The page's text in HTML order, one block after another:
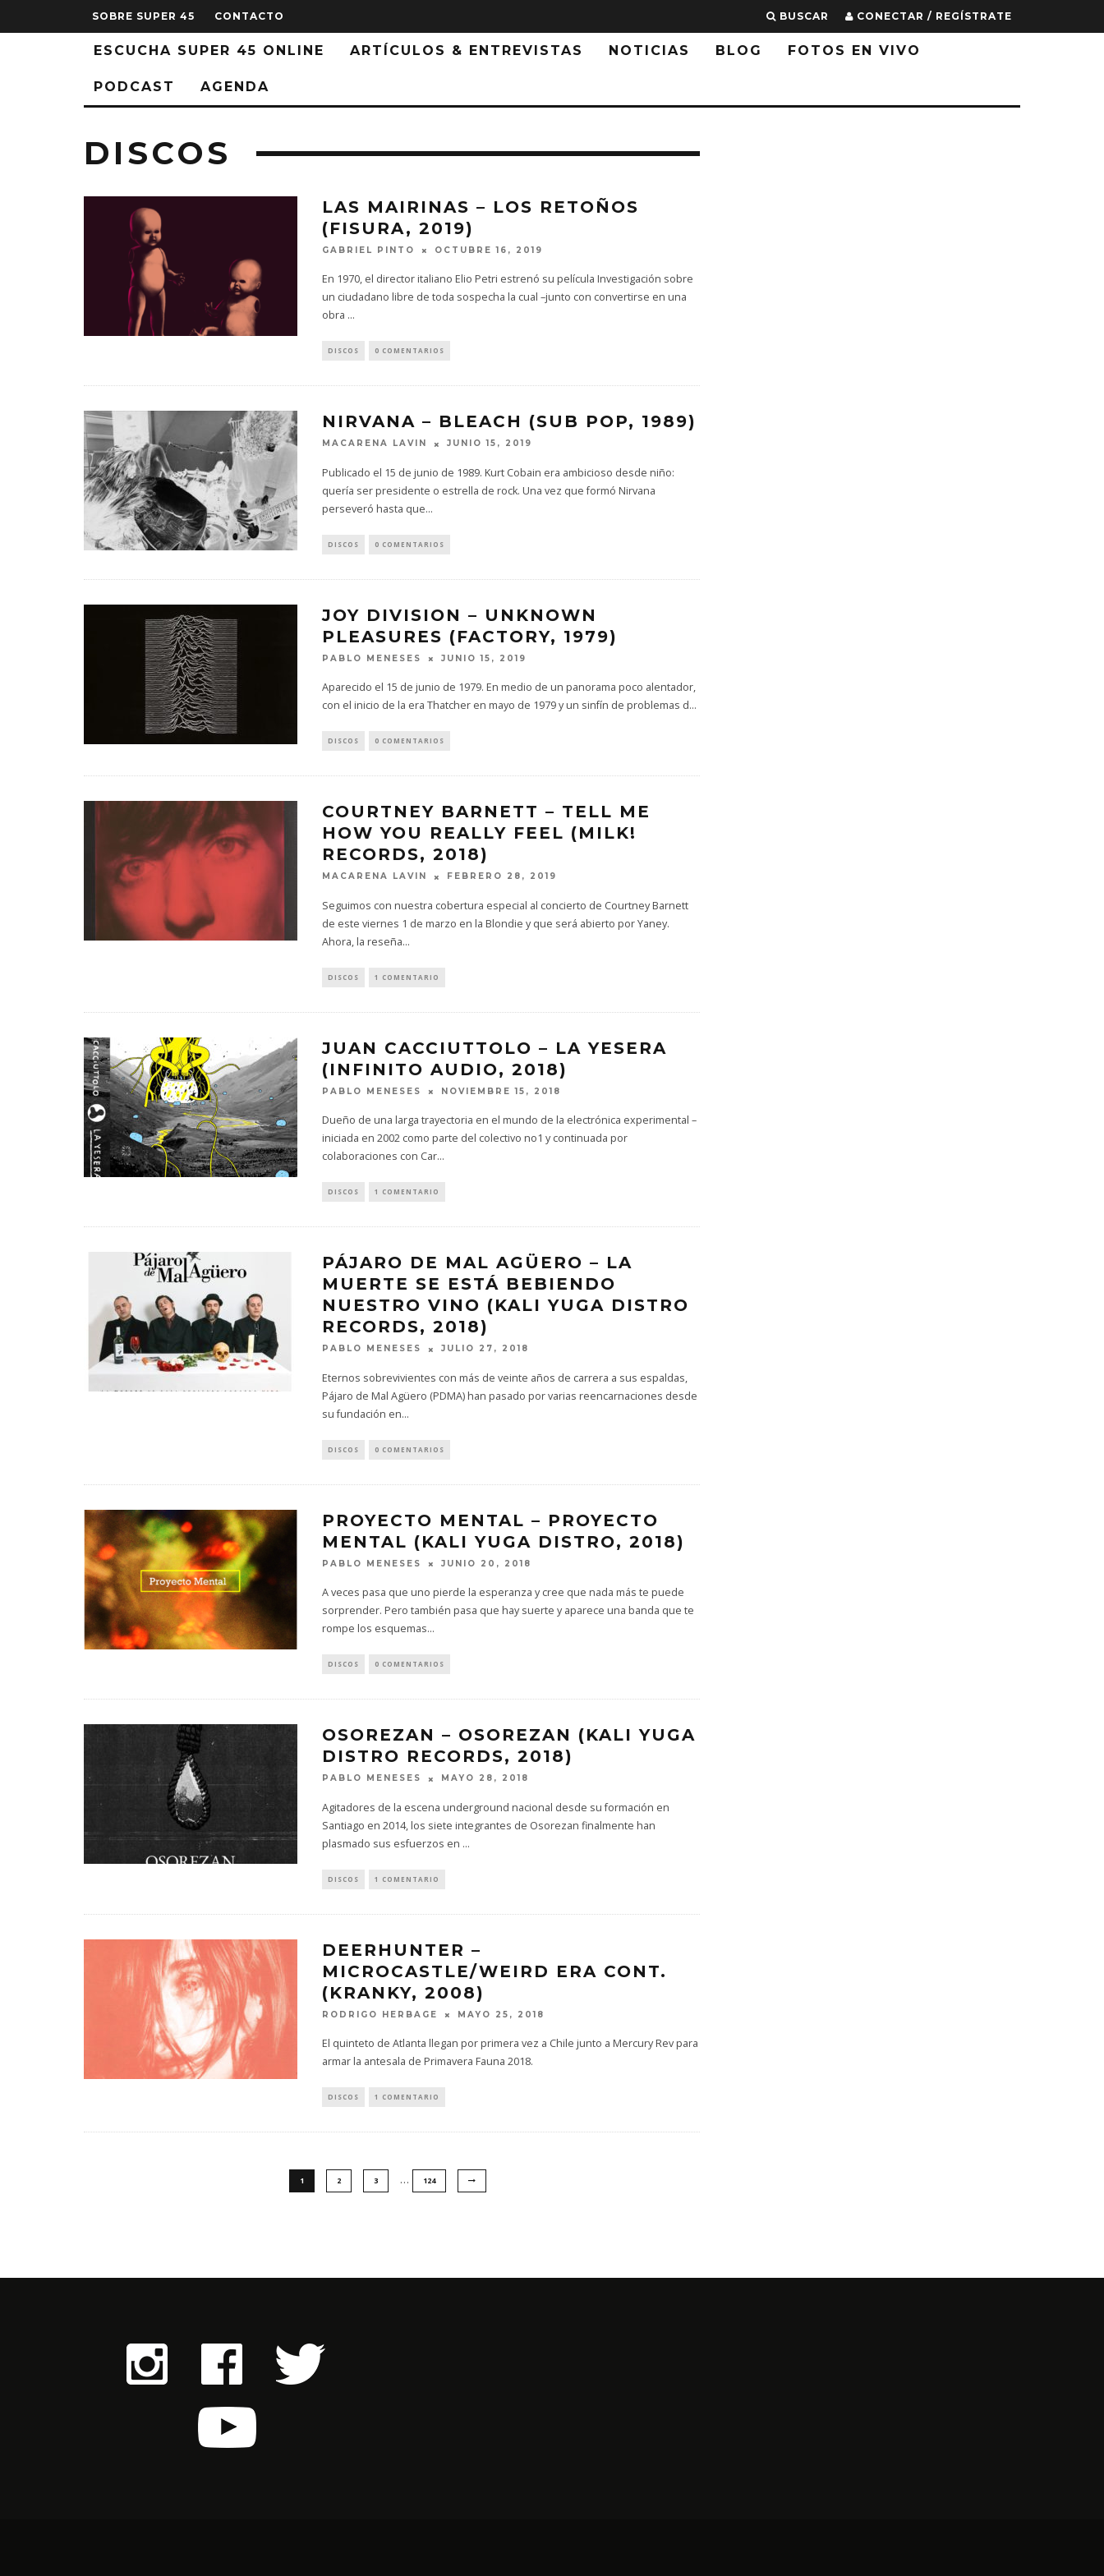
SOBRE SUPER 45 CONTACTO BUSCAR CONECTAR / REGÍSTRATE
ESCUCHA SUPER 45 ONLINE ARTÍCULOS & ENTREVISTAS NOTICIAS BLOG FOTOS EN VIVO
PODCAST AGENDA
DISCOS
LAS MAIRINAS – LOS RETOÑOS
(FISURA, 2019)
GABRIEL PINTO OCTUBRE 16, 2019
En 1970, el director italiano Elio Petri estrenó su película Investigación sobre
un ciudadano libre de toda sospecha la cual –junto con convertirse en una
obra ...
DISCOS 0 COMENTARIOS
NIRVANA – BLEACH (SUB POP, 1989)
MACARENA LAVIN JUNIO 15, 2019
Publicado el 15 de junio de 1989. Kurt Cobain era ambicioso desde niño:
quería ser presidente o estrella de rock. Una vez que formó Nirvana
perseveró hasta que...
DISCOS 0 COMENTARIOS
JOY DIVISION – UNKNOWN
PLEASURES (FACTORY, 1979)
PABLO MENESES JUNIO 15, 2019
Aparecido el 15 de junio de 1979. En medio de un panorama poco alentador,
con el inicio de la era Thatcher en mayo de 1979 y un sinfín de problemas d...
DISCOS 0 COMENTARIOS
COURTNEY BARNETT – TELL ME
HOW YOU REALLY FEEL (MILK!
RECORDS, 2018)
MACARENA LAVIN FEBRERO 28, 2019
Seguimos con nuestra cobertura especial al concierto de Courtney Barnett
de este viernes 1 de marzo en la Blondie y que será abierto por Yaney.
Ahora, la reseña...
DISCOS 1 COMENTARIO
JUAN CACCIUTTOLO – LA YESERA
(INFINITO AUDIO, 2018)
PABLO MENESES NOVIEMBRE 15, 2018
Dueño de una larga trayectoria en el mundo de la electrónica experimental –
iniciada en 2002 como parte del colectivo no1 y continuada por
colaboraciones con Car...
DISCOS 1 COMENTARIO
PÁJARO DE MAL AGÜERO – LA
MUERTE SE ESTÁ BEBIENDO
NUESTRO VINO (KALI YUGA DISTRO
RECORDS, 2018)
PABLO MENESES JULIO 27, 2018
Eternos sobrevivientes con más de veinte años de carrera a sus espaldas,
Pájaro de Mal Agüero (PDMA) han pasado por varias reencarnaciones desde
su fundación en...
DISCOS 0 COMENTARIOS
PROYECTO MENTAL – PROYECTO
MENTAL (KALI YUGA DISTRO, 2018)
PABLO MENESES JUNIO 20, 2018
A veces pasa que uno pierde la esperanza y cree que nada más te puede
sorprender. Pero también pasa que hay suerte y aparece una banda que te
rompe los esquemas...
DISCOS 0 COMENTARIOS
OSOREZAN – OSOREZAN (KALI YUGA
DISTRO RECORDS, 2018)
PABLO MENESES MAYO 28, 2018
Agitadores de la escena underground nacional desde su formación en
Santiago en 2014, los siete integrantes de Osorezan finalmente han
plasmado sus esfuerzos en ...
DISCOS 1 COMENTARIO
DEERHUNTER –
MICROCASTLE/WEIRD ERA CONT.
(KRANKY, 2008)
RODRIGO HERBAGE MAYO 25, 2018
El quinteto de Atlanta llegan por primera vez a Chile junto a Mercury Rev para
armar la antesala de Primavera Fauna 2018.
DISCOS 1 COMENTARIO
1 2 3 … 124